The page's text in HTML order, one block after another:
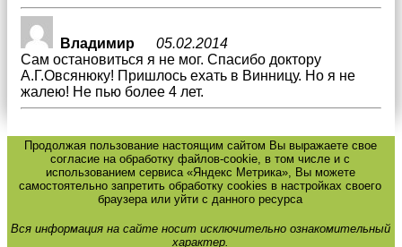
Владимир 05.02.2014
Cам остановиться я не мог. Спасибо доктору
А.Г.Овсянюку! Пришлось ехать в Винницу. Но я не
жалею! Не пью более 4 лет.
Продолжая пользование настоящим сайтом Вы выражаете свое
согласие на обработку файлов-cookie, в том числе и с
использованием сервиса «Яндекс Метрика», Вы можете
самостоятельно запретить обработку cookies в настройках своего
браузера или уйти с данного ресурса
Вся информация на сайте носит исключительно ознакомительный
характер.